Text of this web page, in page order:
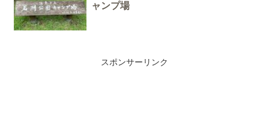
ャンプ場
スポンサーリンク